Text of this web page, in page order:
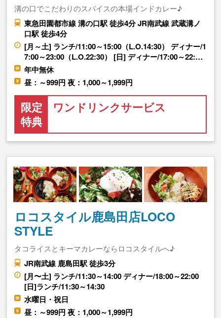
溝の口でこだわりのスパイスの本場インドカレー♪
東急田園都市線 溝の口駅 徒歩4分 JR南武線 武蔵溝ノ
口駅 徒歩4分
[月～土] ランチ/11:00～15:00（L.O.14:30） ディナー/1
7:00～23:00（L.O.22:30） [日] ディナー/17:00～22:…
年中無休
昼：～999円 夜：1,000～1,999円
限定
特典
ワンドリンクサービス
ロコスタイル鹿島田店LOCO
STYLE
タコライスとキーマカレーならロコスタイルへ♪
JR南武線 鹿島田駅 徒歩3分
[月〜土] ランチ/11:30～14:00 ディナー/18:00～22:00
[日]ランチ/11:30～14:30
水曜日・祝日
昼：～999円 夜：1,000～1,999円